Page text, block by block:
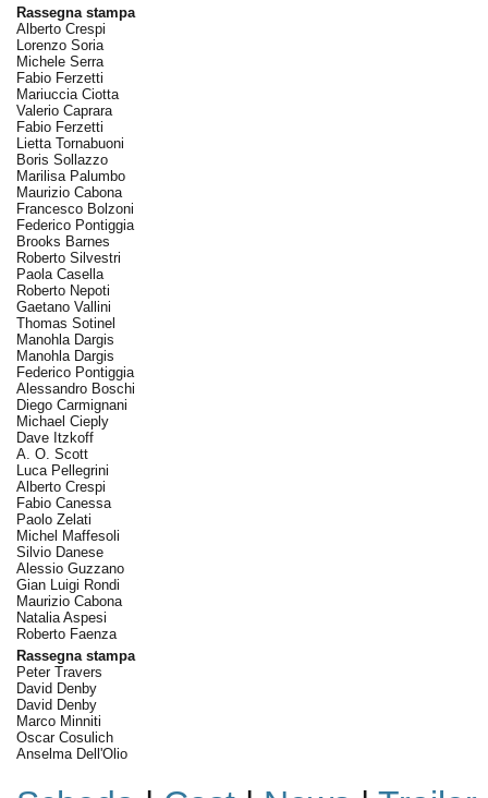
Rassegna stampa
Alberto Crespi
Lorenzo Soria
Michele Serra
Fabio Ferzetti
Mariuccia Ciotta
Valerio Caprara
Fabio Ferzetti
Lietta Tornabuoni
Boris Sollazzo
Marilisa Palumbo
Maurizio Cabona
Francesco Bolzoni
Federico Pontiggia
Brooks Barnes
Roberto Silvestri
Paola Casella
Roberto Nepoti
Gaetano Vallini
Thomas Sotinel
Manohla Dargis
Manohla Dargis
Federico Pontiggia
Alessandro Boschi
Diego Carmignani
Michael Cieply
Dave Itzkoff
A. O. Scott
Luca Pellegrini
Alberto Crespi
Fabio Canessa
Paolo Zelati
Michel Maffesoli
Silvio Danese
Alessio Guzzano
Gian Luigi Rondi
Maurizio Cabona
Natalia Aspesi
Roberto Faenza
Rassegna stampa
Peter Travers
David Denby
David Denby
Marco Minniti
Oscar Cosulich
Anselma Dell'Olio